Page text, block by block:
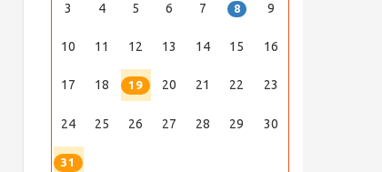
3 4 5 6 7 8 9
10 11 12 13 14 15 16
17 18 19 20 21 22 23
24 25 26 27 28 29 30
31